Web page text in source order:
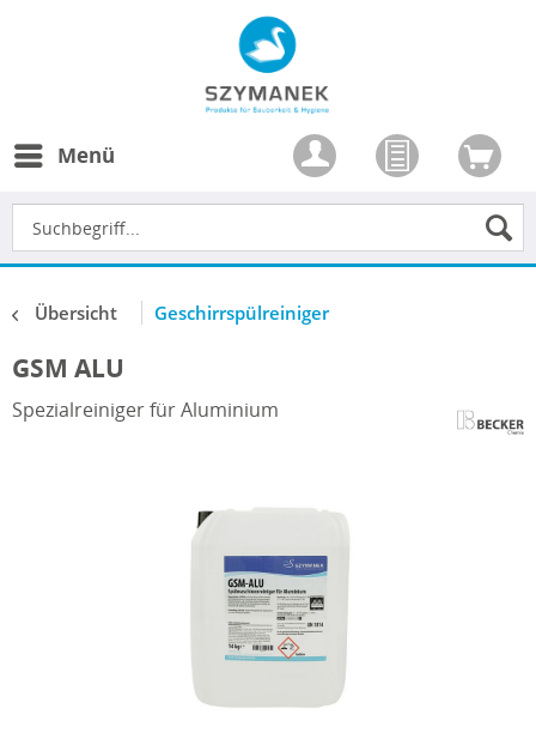
Menü
Übersicht Geschirrspülreiniger
GSM ALU
Spezialreiniger für Aluminium